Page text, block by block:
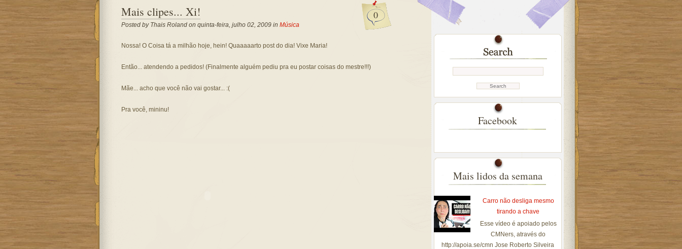
0
Mais clipes... Xi!
Posted by Thais Rolandon quinta-feira, julho 02, 2009 in Música
Nossa! O Coisa tá a milhão hoje, hein! Quaaaaarto post do dia! Vixe Maria!
Então... atendendo a pedidos! (Finalmente alguém pediu pra eu postar coisas do mestre!!!)
Mãe... acho que você não vai gostar... :(
Pra você, mininu!
Facebook
Mais lidos da semana
Carro não desliga mesmo
tirando a chave
Esse vídeo é apoiado pelos
CMNers, através do
http://apoia.se/cmn Jose Roberto Silveira